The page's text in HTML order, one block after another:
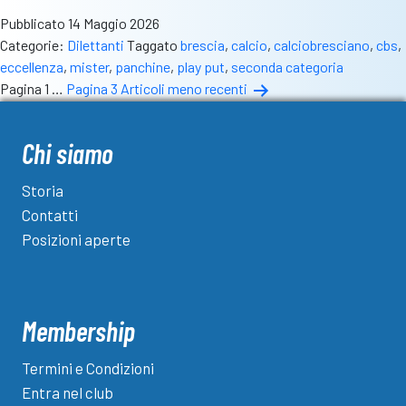
uno
scossone:
la
Pubblicato 14 Maggio 2026
Categorie: Dilettanti Taggato brescia, calcio, calciobresciano, cbs,
eccellenza, mister, panchine, play put, seconda categoria
Paginazione
articoli
Pagina 1 … Pagina 3 Articoli meno recenti
Chi siamo
Storia
Contatti
Posizioni aperte
Membership
Termini e Condizioni
Entra nel club